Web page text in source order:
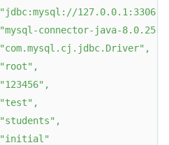
"jdbc:mysql://127.0.0.1:3306"
"mysql-connector-java-
"com.mysql.cj.jdbc.Driver" ,
"root" ,
"123456" ,
"test" ,
"students" ,
"initial"